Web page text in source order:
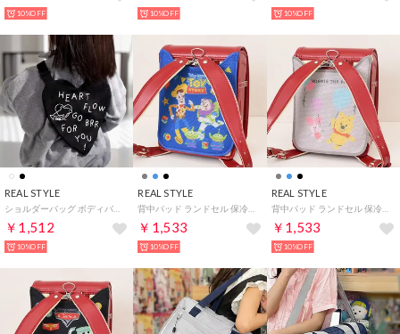
10%OFF 10%OFF 10%OFF
REAL STYLE
￥1,512
10%OFF
REAL STYLE
￥1,533
10%OFF
REAL STYLE
背中パッド ランドセル 保冷剤 ポーチ ケース 冷却 アイス クール ひんやり 小学生 子供 暑さ対策 熱中症 カバー キャラクター グッズ （くまのプーさん）
￥1,533
10%OFF